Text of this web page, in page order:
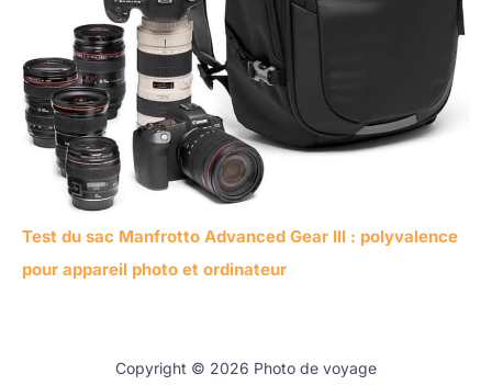
Test du sac Manfrotto Advanced Gear III : polyvalence
pour appareil photo et ordinateur
Copyright © 2026 Photo de voyage